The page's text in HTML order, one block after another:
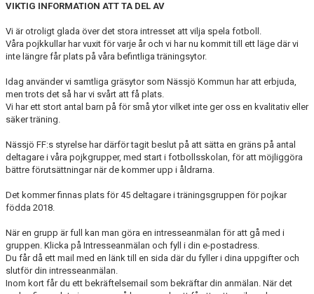
VIKTIG INFORMATION ATT TA DEL AV
Vi är otroligt glada över det stora intresset att vilja spela fotboll.
Våra pojkkullar har vuxit för varje år och vi har nu kommit till ett läge där vi
inte längre får plats på våra befintliga träningsytor.
Idag använder vi samtliga gräsytor som Nässjö Kommun har att erbjuda,
men trots det så har vi svårt att få plats.
Vi har ett stort antal barn på för små ytor vilket inte ger oss en kvalitativ eller
säker träning.
Nässjö FF:s styrelse har därför tagit beslut på att sätta en gräns på antal
deltagare i våra pojkgrupper, med start i fotbollsskolan, för att möjliggöra
bättre förutsättningar när de kommer upp i åldrarna.
Det kommer finnas plats för 45 deltagare i träningsgruppen för pojkar
födda 2018.
När en grupp är full kan man göra en intresseanmälan för att gå med i
gruppen. Klicka på Intresseanmälan och fyll i din e-postadress.
Du får då ett mail med en länk till en sida där du fyller i dina uppgifter och
slutför din intresseanmälan.
Inom kort får du ett bekräftelsemail som bekräftar din anmälan. När det